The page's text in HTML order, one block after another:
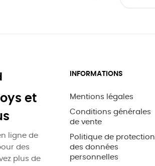
et
ligne de
des
plus de
INFORMATIONS
Mentions légales
Conditions générales
de vente
Politique de protection
des données
personnelles